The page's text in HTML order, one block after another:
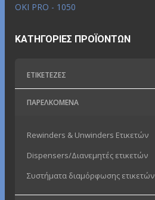
OKI PRO - 1050
ΚΑΤΗΓΟΡΊΕΣ ΠΡΟΪΌΝΤΩΝ
ΕΤΙΚΕΤΈΖΕΣ
ΠΑΡΕΛΚΌΜΕΝΑ
Rewinders & Unwinders Ετικετών
Dispensers/Διανεμητές ετικετών
Συστήματα διαμόρφωσης ετικετών